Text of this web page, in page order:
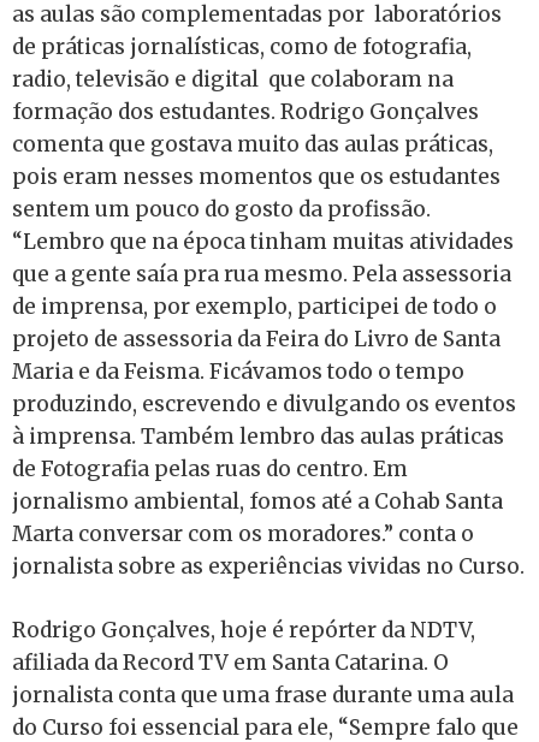
as aulas são complementadas por laboratórios
de práticas jornalísticas, como de fotografia,
radio, televisão e digital que colaboram na
formação dos estudantes. Rodrigo Gonçalves
comenta que gostava muito das aulas práticas,
pois eram nesses momentos que os estudantes
sentem um pouco do gosto da profissão.
“Lembro que na época tinham muitas atividades
que a gente saía pra rua mesmo. Pela assessoria
de imprensa, por exemplo, participei de todo o
projeto de assessoria da Feira do Livro de Santa
Maria e da Feisma. Ficávamos todo o tempo
produzindo, escrevendo e divulgando os eventos
à imprensa. Também lembro das aulas práticas
de Fotografia pelas ruas do centro. Em
jornalismo ambiental, fomos até a Cohab Santa
Marta conversar com os moradores.” conta o
jornalista sobre as experiências vividas no Curso.
Rodrigo Gonçalves, hoje é repórter da NDTV,
afiliada da Record TV em Santa Catarina. O
jornalista conta que uma frase durante uma aula
do Curso foi essencial para ele, “Sempre falo que